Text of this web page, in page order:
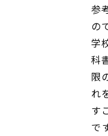
参
の
学
科
限
れ
す
で